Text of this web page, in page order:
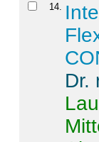
14
Dr.